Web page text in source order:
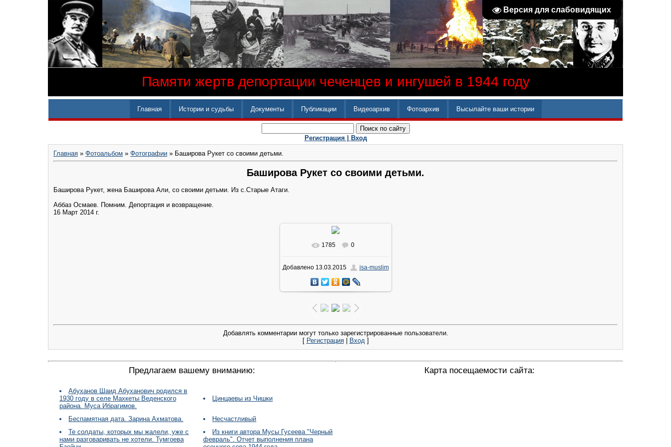
Версия для слабовидящих
Памяти жертв депортации чеченцев и ингушей в 1944 году
Главная Истории и судьбы Документы Публикации Видеоархив Фотоархив Высылайте ваши истории
Регистрация | Вход
Главная » Фотоальбом » Фотографии » Баширова Рукет со своими детьми.
Баширова Рукет со своими детьми.
Баширова Рукет, жена Баширова Али, со своими детьми. Из с.Старые Атаги.
Аббаз Осмаев‎. Помним. Депортация и возвращение.
16 Март 2014 г.
В реальном размере
111.0Kb
1785 0
Добавлено13.03.2015 isa-muslim
Добавлять комментарии могут только зарегистрированные пользователи.
[ Регистрация| Вход]
Предлагаем вашему вниманию:
Абуханов Шаид Абуханович родился в
1930 году в селе Махкеты Веденского
района. Муса Ибрагимов.
Цинцаевы из Чишки
Беспамятная дата. Зарина Ахматова.
Несчастливый
Те солдаты, которых мы жалели, уже с
нами разговаривать не хотели. Тумгоева
Из книги автора Мусы Гусеева "Черный
февраль". Отчет выполнения плана
Карта посещаемости сайта: